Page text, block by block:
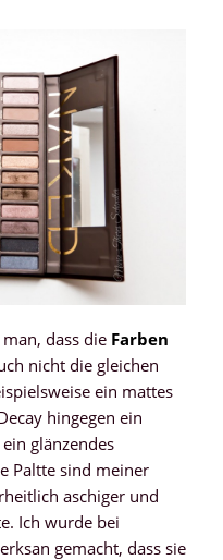
dass die Farben
nicht die gleichen
ein mattes
hingegen ein
glänzendes
Paltte sind meiner
aschiger und
Ich wurde bei
gemacht, dass sie